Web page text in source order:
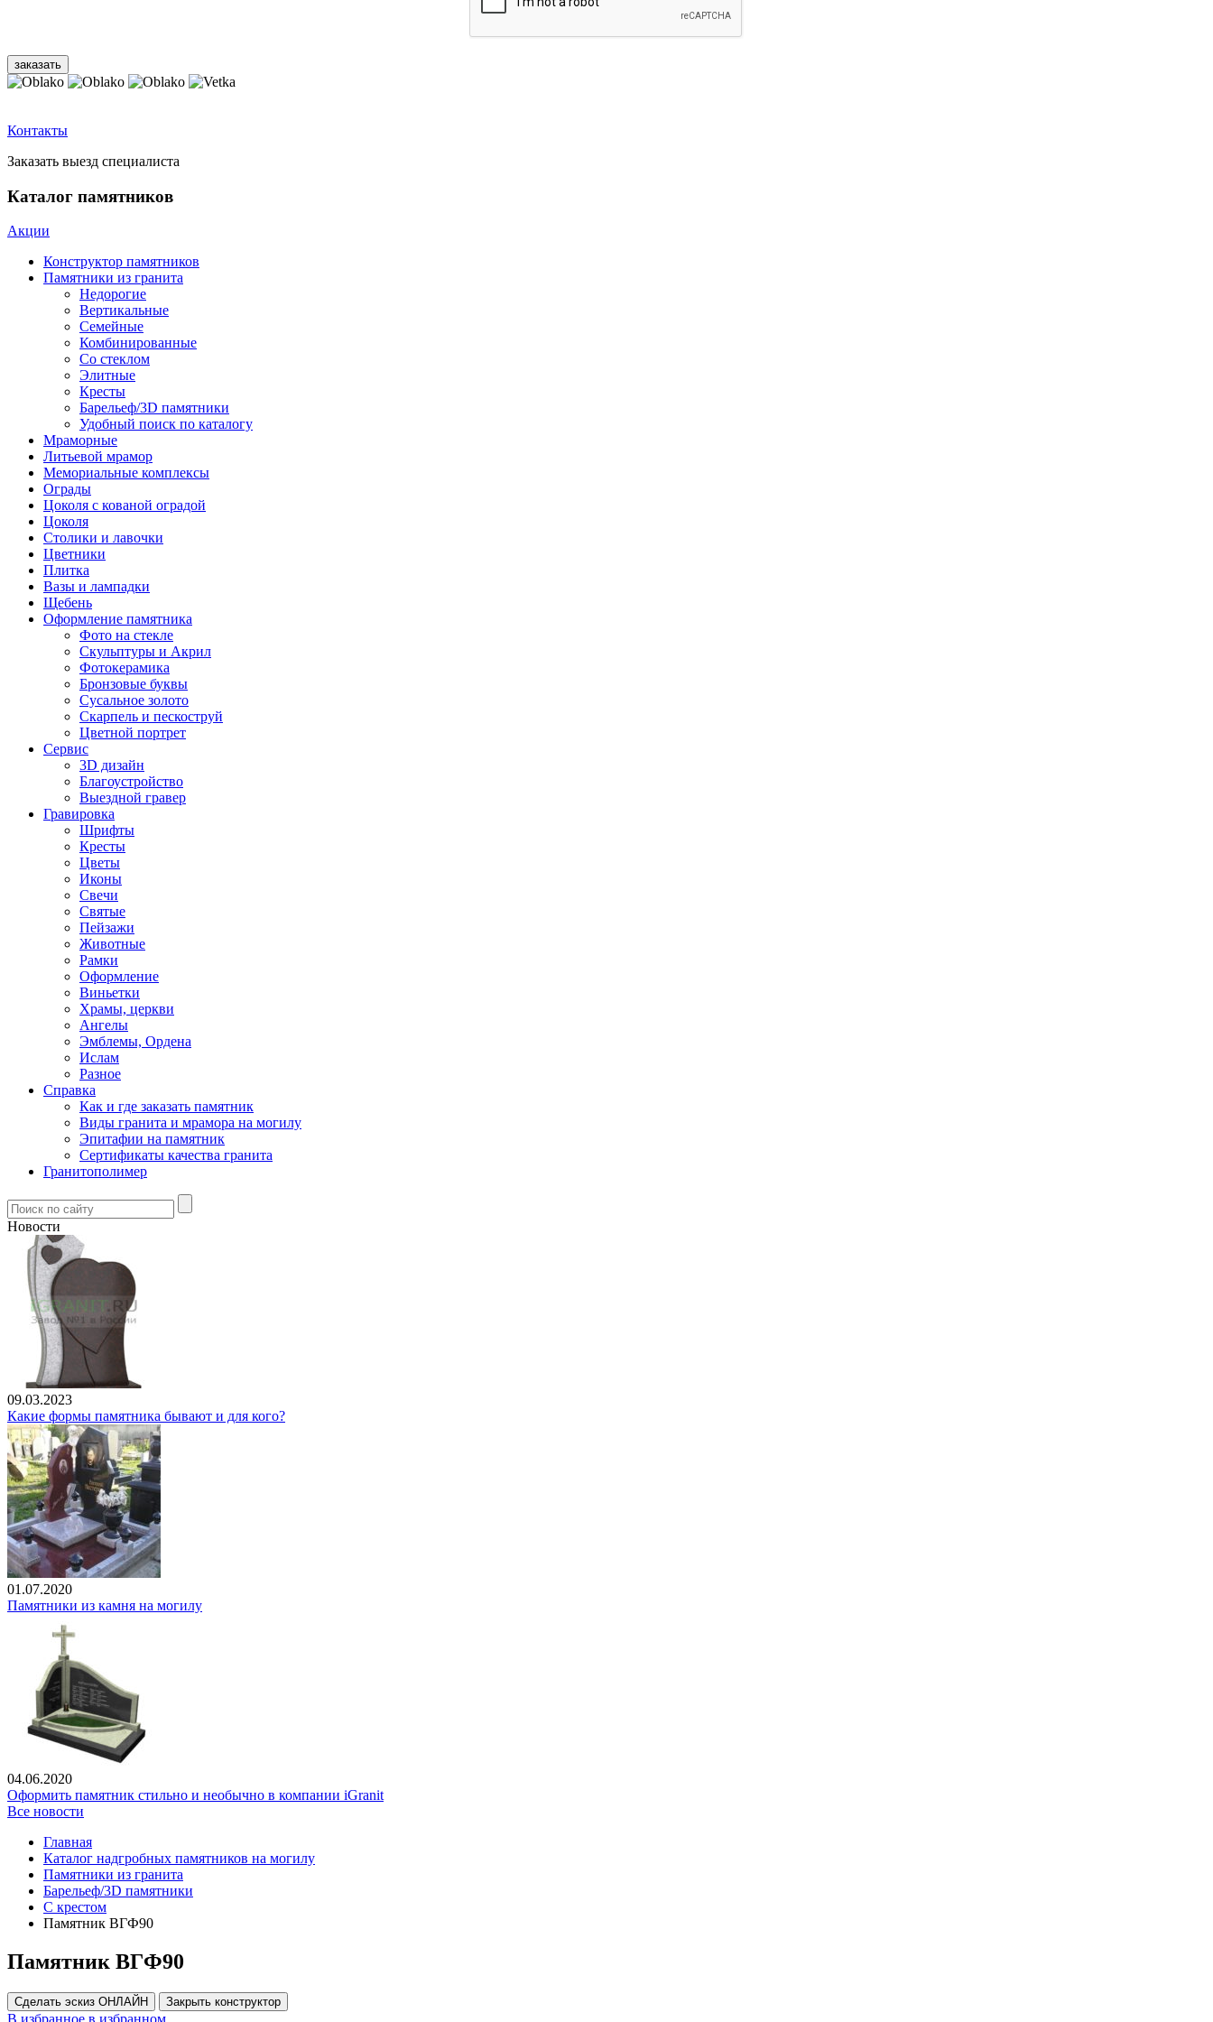
Контакты
Заказать выезд специалиста
Каталог памятников
Акции
Конструктор памятников
Памятники из гранита
Недорогие
Вертикальные
Семейные
Комбинированные
Со стеклом
Элитные
Кресты
Барельеф/3D памятники
Удобный поиск по каталогу
Мраморные
Литьевой мрамор
Мемориальные комплексы
Ограды
Цоколя с кованой оградой
Цоколя
Столики и лавочки
Цветники
Плитка
Вазы и лампадки
Щебень
Оформление памятника
Фото на стекле
Скульптуры и Акрил
Фотокерамика
Бронзовые буквы
Сусальное золото
Скарпель и пескоструй
Цветной портрет
Сервис
3D дизайн
Благоустройство
Выездной гравер
Гравировка
Шрифты
Кресты
Цветы
Иконы
Свечи
Святые
Пейзажи
Животные
Рамки
Оформление
Виньетки
Храмы, церкви
Ангелы
Эмблемы, Ордена
Ислам
Разное
Справка
Как и где заказать памятник
Виды гранита и мрамора на могилу
Эпитафии на памятник
Сертификаты качества гранита
Гранитополимер
Новости
09.03.2023
Какие формы памятника бывают и для кого?
01.07.2020
Памятники из камня на могилу
04.06.2020
Оформить памятник стильно и необычно в компании iGranit
Все новости
Главная
Каталог надгробных памятников на могилу
Памятники из гранита
Барельеф/3D памятники
С крестом
Памятник ВГФ90
Памятник ВГФ90
Сделать эскиз ОНЛАЙН Закрыть конструктор